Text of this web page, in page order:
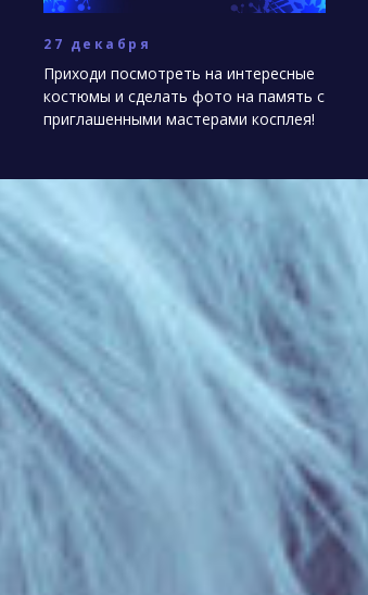
27 декабря
Приходи посмотреть на интересные
костюмы и сделать фото на память с
приглашенными мастерами косплея!